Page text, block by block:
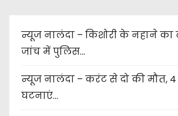
न्यूज नालंदा – किशोरी के नहाने का
जांच में पुलिस…
न्यूज नालंदा – करंट से दो की मौत,
घटनाएं…